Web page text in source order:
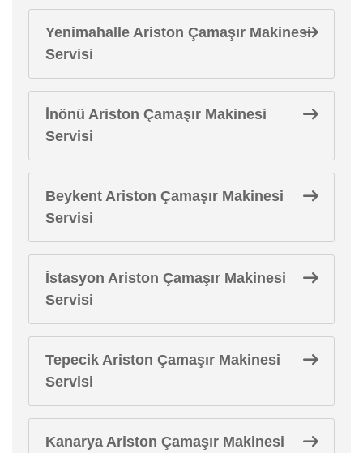
Yenimahalle Ariston Çamaşır Makinesi
Servisi
İnönü Ariston Çamaşır Makinesi
Servisi
Beykent Ariston Çamaşır Makinesi
Servisi
İstasyon Ariston Çamaşır Makinesi
Servisi
Tepecik Ariston Çamaşır Makinesi
Servisi
Kanarya Ariston Çamaşır Makinesi